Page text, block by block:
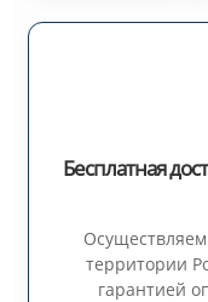
Бесплатная
территории
гарантией